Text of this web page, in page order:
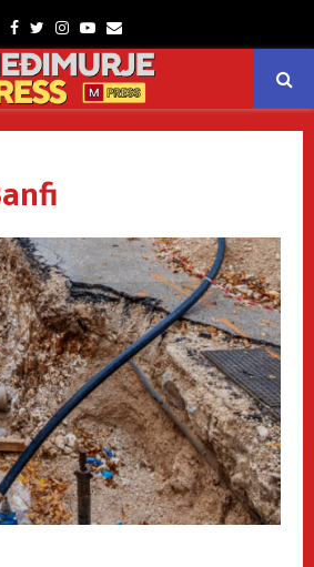
Facebook
TwitterInstagram
Youtube
Email